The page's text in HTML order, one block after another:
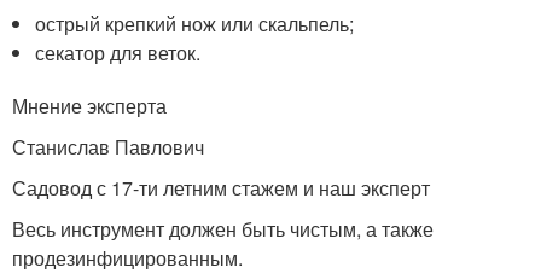
острый крепкий нож или скальпель;
секатор для веток.
Мнение эксперта
Станислав Павлович
Садовод с 17-ти летним стажем и наш эксперт
Весь инструмент должен быть чистым, а также
продезинфицированным.